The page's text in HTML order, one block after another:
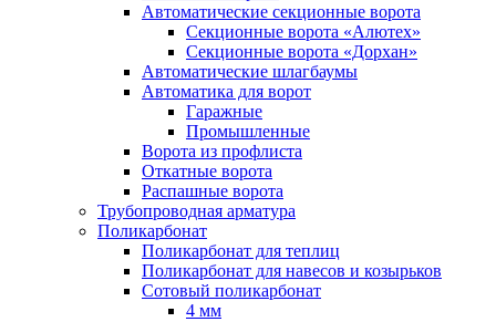
Автоматические секционные ворота
Секционные ворота «Алютех»
Секционные ворота «Дорхан»
Автоматические шлагбаумы
Автоматика для ворот
Гаражные
Промышленные
Ворота из профлиста
Откатные ворота
Распашные ворота
Трубопроводная арматура
Поликарбонат
Поликарбонат для теплиц
Поликарбонат для навесов и козырьков
Сотовый поликарбонат
4 мм